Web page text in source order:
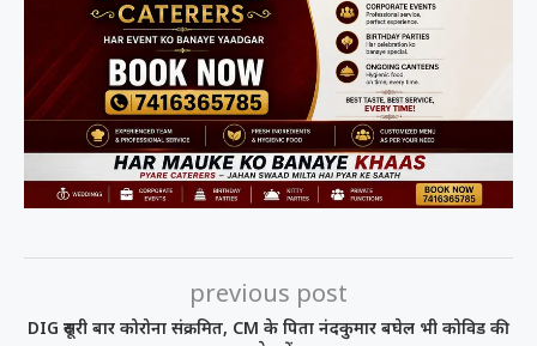
previous post
DIG दूसरी बार कोरोना संक्रमित, CM के पिता नंदकुमार बघेल भी कोविड की